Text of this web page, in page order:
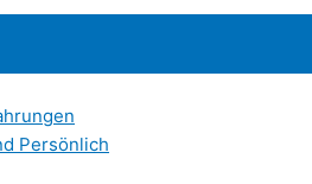
Persönlich